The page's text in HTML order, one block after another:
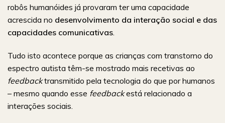
robôs humanóides já provaram ter uma capacidade
acrescida no desenvolvimento da interação social e das
capacidades comunicativas
Tudo isto acontece porque as crianças com transtorno do
espectro autista têm-se mostrado mais recetivas ao
feedbacktransmitido pela tecnologia do que por humanos
– mesmo quando esse feedbackestá relacionado a
interações sociais.